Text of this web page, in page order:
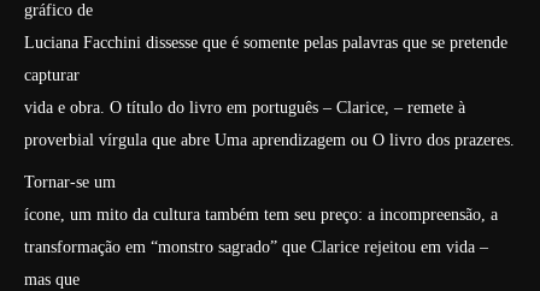
gráfico de
Luciana Facchini dissesse que é somente pelas palavras que se pretende
capturar
vida e obra. O título do livro em português – Clarice, – remete à
proverbial vírgula que abre Uma aprendizagem ou O livro dos prazeres.
Tornar-se um
ícone, um mito da cultura também tem seu preço: a incompreensão, a
transformação em “monstro sagrado” que Clarice rejeitou em vida –
mas que